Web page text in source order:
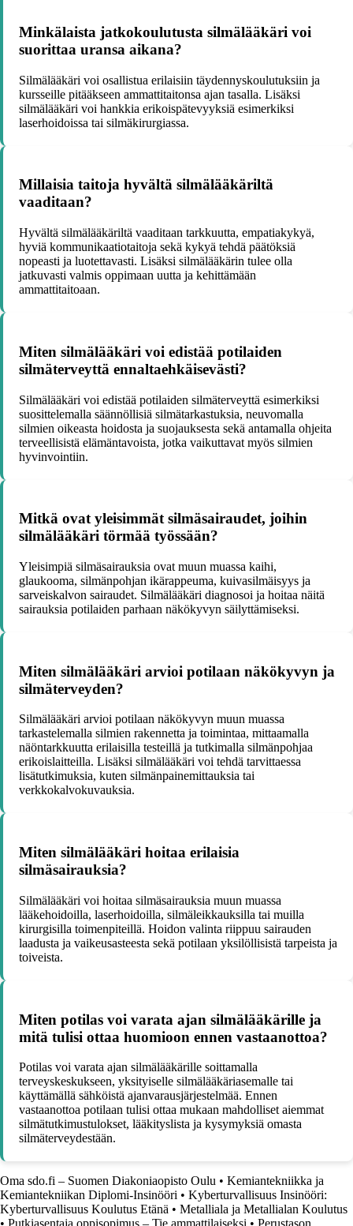
Minkälaista jatkokoulutusta silmälääkäri voi
suorittaa uransa aikana?
Silmälääkäri voi osallistua erilaisiin täydennyskoulutuksiin ja
kursseille pitääkseen ammattitaitonsa ajan tasalla. Lisäksi
silmälääkäri voi hankkia erikoispätevyyksiä esimerkiksi
laserhoidoissa tai silmäkirurgiassa.
Millaisia taitoja hyvältä silmälääkäriltä
vaaditaan?
Hyvältä silmälääkäriltä vaaditaan tarkkuutta, empatiakykyä,
hyviä kommunikaatiotaitoja sekä kykyä tehdä päätöksiä
nopeasti ja luotettavasti. Lisäksi silmälääkärin tulee olla
jatkuvasti valmis oppimaan uutta ja kehittämään
ammattitaitoaan.
Miten silmälääkäri voi edistää potilaiden
silmäterveyttä ennaltaehkäisevästi?
Silmälääkäri voi edistää potilaiden silmäterveyttä esimerkiksi
suosittelemalla säännöllisiä silmätarkastuksia, neuvomalla
silmien oikeasta hoidosta ja suojauksesta sekä antamalla ohjeita
terveellisistä elämäntavoista, jotka vaikuttavat myös silmien
hyvinvointiin.
Mitkä ovat yleisimmät silmäsairaudet, joihin
silmälääkäri törmää työssään?
Yleisimpiä silmäsairauksia ovat muun muassa kaihi,
glaukooma, silmänpohjan ikärappeuma, kuivasilmäisyys ja
sarveiskalvon sairaudet. Silmälääkäri diagnosoi ja hoitaa näitä
sairauksia potilaiden parhaan näkökyvyn säilyttämiseksi.
Miten silmälääkäri arvioi potilaan näkökyvyn ja
silmäterveyden?
Silmälääkäri arvioi potilaan näkökyvyn muun muassa
tarkastelemalla silmien rakennetta ja toimintaa, mittaamalla
näöntarkkuutta erilaisilla testeillä ja tutkimalla silmänpohjaa
erikoislaitteilla. Lisäksi silmälääkäri voi tehdä tarvittaessa
lisätutkimuksia, kuten silmänpainemittauksia tai
verkkokalvokuvauksia.
Miten silmälääkäri hoitaa erilaisia
silmäsairauksia?
Silmälääkäri voi hoitaa silmäsairauksia muun muassa
lääkehoidoilla, laserhoidoilla, silmäleikkauksilla tai muilla
kirurgisilla toimenpiteillä. Hoidon valinta riippuu sairauden
laadusta ja vaikeusasteesta sekä potilaan yksilöllisistä tarpeista ja
toiveista.
Miten potilas voi varata ajan silmälääkärille ja
mitä tulisi ottaa huomioon ennen vastaanottoa?
Potilas voi varata ajan silmälääkärille soittamalla
terveyskeskukseen, yksityiselle silmälääkäriasemalle tai
käyttämällä sähköistä ajanvarausjärjestelmää. Ennen
vastaanottoa potilaan tulisi ottaa mukaan mahdolliset aiemmat
silmätutkimustulokset, lääkityslista ja kysymyksiä omasta
silmäterveydestään.
Oma sdo.fi – Suomen Diakoniaopisto Oulu • Kemiantekniikka ja
Kemiantekniikan Diplomi-Insinööri • Kyberturvallisuus Insinööri:
Kyberturvallisuus Koulutus Etänä • Metalliala ja Metallialan Koulutus